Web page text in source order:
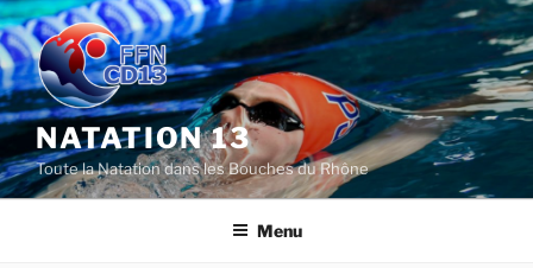
Aller
au
contenu
principal
NATATION 13
Toute la Natation dans les Bouches du Rhône
Menu